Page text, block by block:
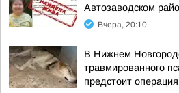
Автозаводском
Вчера, 20:10
В Нижнем
травмированного
предстоит операция